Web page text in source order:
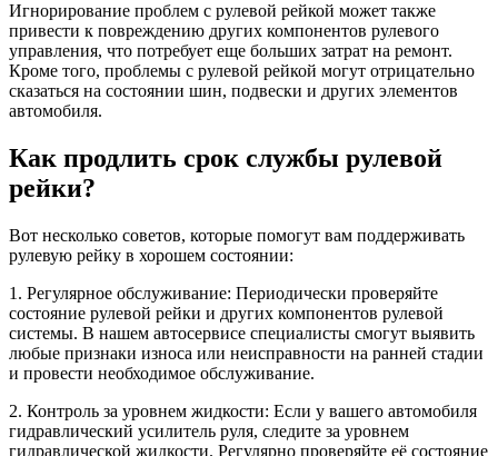
Игнорирование проблем с рулевой рейкой может также
привести к повреждению других компонентов рулевого
управления, что потребует еще больших затрат на ремонт.
Кроме того, проблемы с рулевой рейкой могут отрицательно
сказаться на состоянии шин, подвески и других элементов
автомобиля.
Как продлить срок службы рулевой
рейки?
Вот несколько советов, которые помогут вам поддерживать
рулевую рейку в хорошем состоянии:
1. Регулярное обслуживание: Периодически проверяйте
состояние рулевой рейки и других компонентов рулевой
системы. В нашем автосервисе специалисты смогут выявить
любые признаки износа или неисправности на ранней стадии
и провести необходимое обслуживание.
2. Контроль за уровнем жидкости: Если у вашего автомобиля
гидравлический усилитель руля, следите за уровнем
гидравлической жидкости. Регулярно проверяйте её состояние